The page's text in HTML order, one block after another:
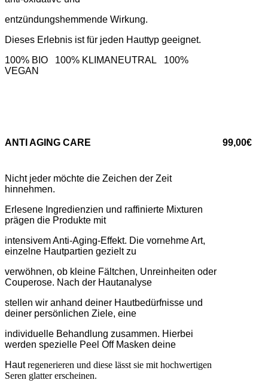
entzündungshemmende Wirkung.
Dieses Erlebnis ist für jeden Hauttyp geeignet.
100% BIO 100% KLIMANEUTRAL 100%
VEGAN
ANTI AGING CARE 99,00€
Nicht jeder möchte die Zeichen der Zeit
hinnehmen.
Erlesene Ingredienzien und raffinierte Mixturen
prägen die Produkte mit
intensivem Anti-Aging-Effekt. Die vornehme Art,
einzelne Hautpartien gezielt zu
verwöhnen, ob kleine Fältchen, Unreinheiten oder
Couperose. Nach der Hautanalyse
stellen wir anhand deiner Hautbedürfnisse und
deiner persönlichen Ziele, eine
individuelle Behandlung zusammen. Hierbei
werden spezielle Peel Off Masken deine
Hautregenerieren und diese lässt sie mit hochwertigen
Seren glatter erscheinen.